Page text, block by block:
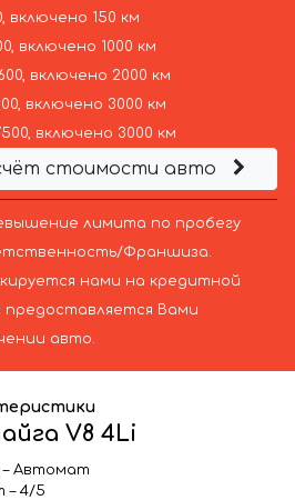
включено 150 км
включено 1000 км
включено 2000 км
включено 3000 км
включено 3000 км
стоимости авто
лимита по пробегу
Франшиза.
нами на кредитной
Вами
авто.
V8 4Li
– Автомат
– 4/5